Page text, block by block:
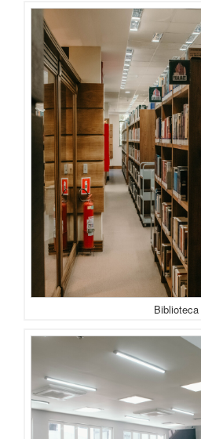
Biblioteca